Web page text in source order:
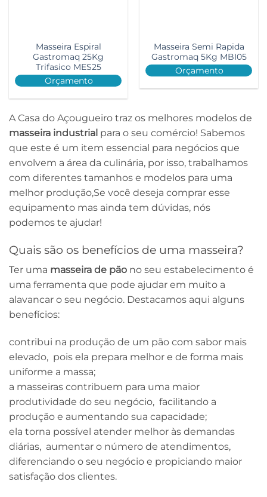
Masseira Espiral
Gastromaq 25Kg
Trifasico MES25
Orçamento
Masseira Semi Rapida
Gastromaq 5Kg MBI05
Orçamento
A Casa do Açougueiro traz os melhores modelos de
masseira industrial para o seu comércio! Sabemos
que este é um item essencial para negócios que
envolvem a área da culinária, por isso, trabalhamos
com diferentes tamanhos e modelos para uma
melhor produção,Se você deseja comprar esse
equipamento mas ainda tem dúvidas, nós
podemos te ajudar!
Quais são os benefícios de uma masseira?
Ter uma masseira de pão no seu estabelecimento é
uma ferramenta que pode ajudar em muito a
alavancar o seu negócio. Destacamos aqui alguns
benefícios:
contribui na produção de um pão com sabor mais
elevado, pois ela prepara melhor e de forma mais
uniforme a massa;
a masseiras contribuem para uma maior
produtividade do seu negócio, facilitando a
produção e aumentando sua capacidade;
ela torna possível atender melhor às demandas
diárias, aumentar o número de atendimentos,
diferenciando o seu negócio e propiciando maior
satisfação dos clientes.